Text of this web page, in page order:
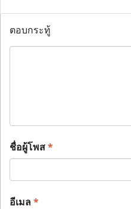
ตอบกระทู้
ชื่อผู้โพส*
อีเมล*